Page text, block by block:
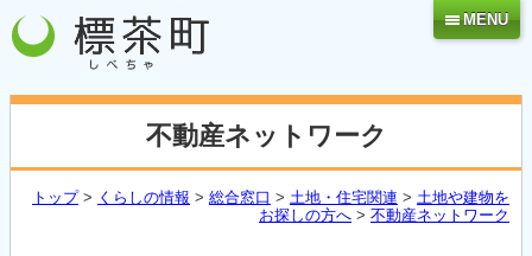
MENU
不動産ネットワーク
トップ> くらしの情報 > 総合窓口 > 土地・住宅関連 > 土地や建物を
お探しの方へ > 不動産ネットワーク